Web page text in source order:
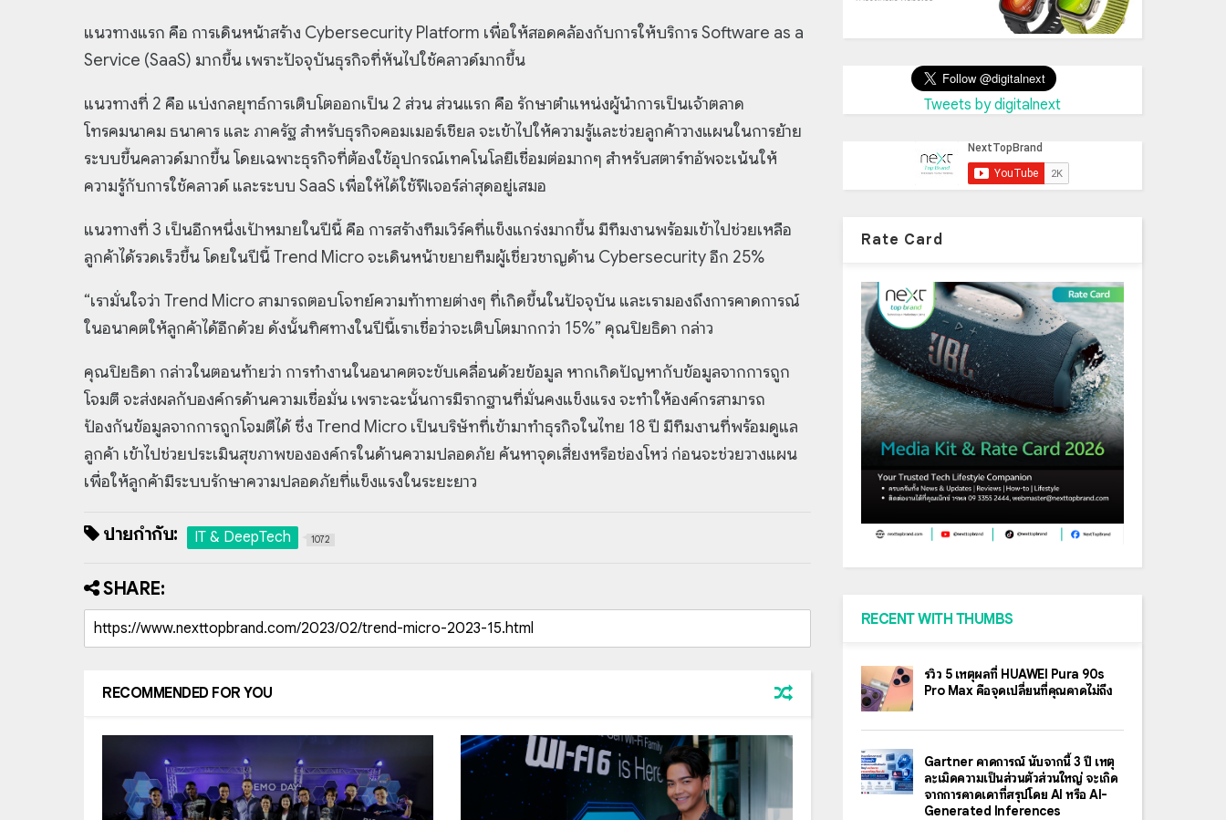
แนวทางแรก คือ การเดินหน้าสร้าง Cybersecurity Platform เพื่อให้สอดคล้องกับการให้บริการ Software as a
Service (SaaS) มากขึ้น เพราะปัจจุบันธุรกิจที่หันไปใช้คลาวด์มากขึ้น
แนวทางที่ 2 คือ แบ่งกลยุทธ์การเติบโตออกเป็น 2 ส่วน ส่วนแรก คือ รักษาตำแหน่งผู้นำการเป็นเจ้าตลาด
โทรคมนาคม ธนาคาร และ ภาครัฐ สำหรับธุรกิจคอมเมอร์เชียล จะเข้าไปให้ความรู้และช่วยลูกค้าวางแผนในการย้าย
ระบบขึ้นคลาวด์มากขึ้น โดยเฉพาะธุรกิจที่ต้องใช้อุปกรณ์เทคโนโลยีเชื่อมต่อมากๆ สำหรับสตาร์ทอัพจะเน้นให้
ความรู้กับการใช้คลาวด์ และระบบ SaaS เพื่อให้ได้ใช้ฟีเจอร์ล่าสุดอยู่เสมอ
แนวทางที่ 3 เป็นอีกหนึ่งเป้าหมายในปีนี้ คือ การสร้างทีมเวิร์คที่แข็งแกร่งมากขึ้น มีทีมงานพร้อมเข้าไปช่วยเหลือ
ลูกค้าได้รวดเร็วขึ้น โดยในปีนี้ Trend Micro จะเดินหน้าขยายทีมผู้เชี่ยวชาญด้าน Cybersecurity อีก 25%
“เรามั่นใจว่า Trend Micro สามารถตอบโจทย์ความท้าทายต่างๆ ที่เกิดขึ้นในปัจจุบัน และเรามองถึงการคาดการณ์
ในอนาคตให้ลูกค้าได้อีกด้วย ดังนั้นทิศทางในปีนี้เราเชื่อว่าจะเติบโตมากกว่า 15%” คุณปิยธิดา กล่าว
คุณปิยธิดา กล่าวในตอนท้ายว่า การทำงานในอนาคตจะขับเคลื่อนด้วยข้อมูล หากเกิดปัญหากับข้อมูลจากการถูก
โจมตี จะส่งผลกับองค์กรด้านความเชื่อมั่น เพราะฉะนั้นการมีรากฐานที่มั่นคงแข็งแรง จะทำให้องค์กรสามารถ
ป้องกันข้อมูลจากการถูกโจมตีได้ ซึ่ง Trend Micro เป็นบริษัทที่เข้ามาทำธุรกิจในไทย 18 ปี มีทีมงานที่พร้อมดูแล
ลูกค้า เข้าไปช่วยประเมินสุขภาพขององค์กรในด้านความปลอดภัย ค้นหาจุดเสี่ยงหรือช่องโหว่ ก่อนจะช่วยวางแผน
เพื่อให้ลูกค้ามีระบบรักษาความปลอดภัยที่แข็งแรงในระยะยาว
ป้ายกำกับ: IT & DeepTech 1072
SHARE:
RECOMMENDED FOR YOU
Tweets by digitalnext
Rate Card
RECENT WITH THUMBS
รีวิว 5 เหตุผลที่ HUAWEI Pura 90s
Pro Max คือจุดเปลี่ยนที่คุณคาดไม่ถึง
Gartner คาดการณ์ นับจากนี้ 3 ปี เหตุ
ละเมิดความเป็นส่วนตัวส่วนใหญ่ จะเกิด
จากการคาดเดาที่สรุปโดย AI หรือ AI-
Generated Inferences